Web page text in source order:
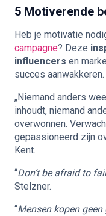
5 Motiverende
Heb je motivatie
campagne? Deze
influencers en
succes aanwakkeren.
„Niemand anders
inhoudt, niemand
overwonnen.
gepassioneerd zijn
Kent.
“Don’t be afraid to
Stelzner.
“Mensen kopen